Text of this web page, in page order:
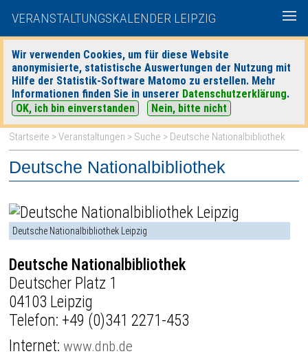
VERANSTALTUNGSKALENDER LEIPZIG
Wir verwenden Cookies, um für diese Website
anonymisierte, statistische Auswertungen der Nutzung mit
Hilfe der Statistik-Software Matomo zu erstellen. Mehr
Informationen finden Sie in unserer Datenschutzerklärung.
OK, ich bin einverstanden
Nein, bitte nicht
heute|morgen| Detaillierte Suche
Startseite >Veranstaltungen > Suche > Deutsche Nationalbibliothek
Deutsche Nationalbibliothek
Deutsche Nationalbibliothek Leipzig
Deutsche Nationalbibliothek
Deutscher Platz 1
04103 Leipzig
Telefon: +49 (0)341 2271-453
Internet:www.dnb.de